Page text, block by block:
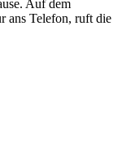
Auf dem
ans Telefon, ruft die